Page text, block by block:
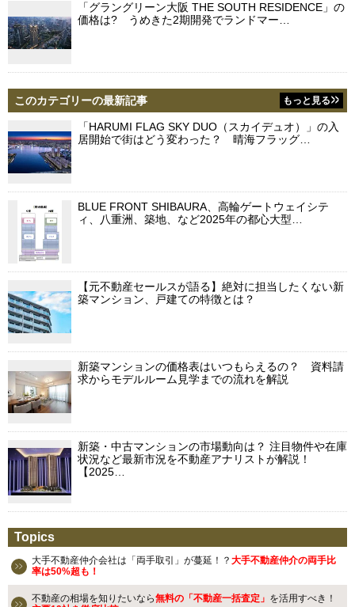
「グラングリーン大阪 THE SOUTH RESIDENCE」の
価格は? うめきた2期開発でランドマー…
このカテゴリーの最新記事 もっと見る
「HARUMI FLAG SKY DUO（スカイデュオ）」の入
居開始で街はどう変わった？ 晴海フラッグ…
BLUE FRONT SHIBAURA、高輪ゲートウェイシテ
ィ、八重洲、築地、など2025年の都心大型…
【元不動産セールスが語る】絶対に担当したくない新
築マンション、戸建ての特徴とは？
新築マンションの価格表はいつもらえるの？ 資料請
求からモデルルーム見学までの流れを解説
新築・中古マンションの市場動向は？ 注目物件や在庫
状況など最新市況を不動産アナリストが解説！
【2025…
Topics
大手不動産仲介会社は「両手取引」が蔓延！？ 大手不動産仲介の両手比
率は50%超も！
不動産の相場を知りたいなら無料の「不動産一括査定」 を活用すべき！